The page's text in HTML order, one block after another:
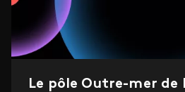
Le pôle Outre-mer de